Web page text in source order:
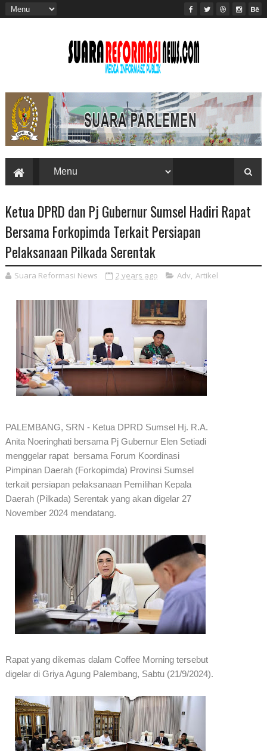
Ketua DPRD dan Pj Gubernur Sumsel Hadiri Rapat
Bersama Forkopimda Terkait Persiapan
Pelaksanaan Pilkada Serentak
Suara Reformasi News 2 years ago Adv, Artikel
PALEMBANG, SRN - Ketua DPRD Sumsel Hj. R.A.
Anita Noeringhati bersama Pj Gubernur Elen Setiadi
menggelar rapat bersama Forum Koordinasi
Pimpinan Daerah (Forkopimda) Provinsi Sumsel
terkait persiapan pelaksanaan Pemilihan Kepala
Daerah (Pilkada) Serentak yang akan digelar 27
November 2024 mendatang.
Rapat yang dikemas dalam Coffee Morning tersebut
digelar di Griya Agung Palembang, Sabtu (21/9/2024).